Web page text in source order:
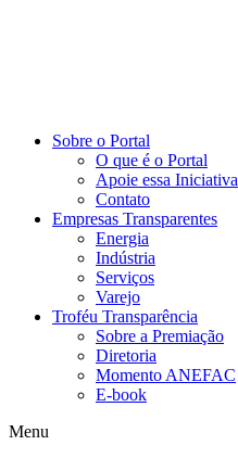
Sobre o Portal
O que é o Portal
Apoie essa Iniciativa
Contato
Empresas Transparentes
Energia
Indústria
Serviços
Varejo
Troféu Transparência
Sobre a Premiação
Diretoria
Momento ANEFAC
E-book
Menu